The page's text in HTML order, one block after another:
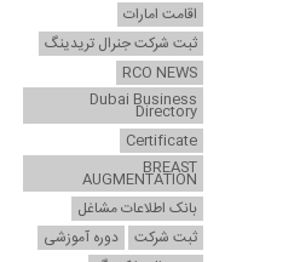
اقامت امارات
ثبت شرکت جنرال تریدینگ
RCO NEWS
Dubai Business
Directory
Certificate
BREAST
AUGMENTATION
بانک اطلاعات مشاغل
ثبت شرکت
دوره آموزشی